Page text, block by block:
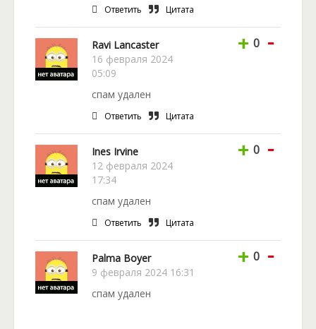
Ответить Цитата
Ravi Lancaster
16 февраля 2024
05:09
+ 0 -
спам удален
Ответить Цитата
Ines Irvine
12 февраля 2024
17:34
+ 0 -
спам удален
Ответить Цитата
Palma Boyer
9 февраля 2024 16:31
+ 0 -
спам удален